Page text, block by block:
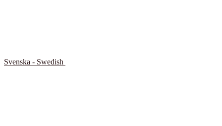
Svenska - Swedish